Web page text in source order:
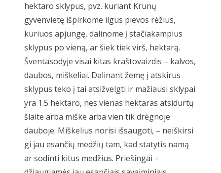
hektaro sklypus, pvz. kuriant Krunų
gyvenvietę išpirkome ilgus pievos rėžius,
kuriuos apjungę, dalinome į stačiakampius
sklypus po vieną, ar šiek tiek virš, hektarą.
Šventasodyje visai kitas kraštovaizdis – kalvos,
daubos, miškeliai. Dalinant žemę į atskirus
sklypus teko į tai atsižvelgti ir mažiausi sklypai
yra 1.5 hektaro, nes vienas hektaras atsidurtų
šlaite arba miške arba vien tik drėgnoje
dauboje. Miškelius norisi išsaugoti, – neiškirsi
gi jau esančių medžių tam, kad statytis namą
ar sodinti kitus medžius. Priešingai –